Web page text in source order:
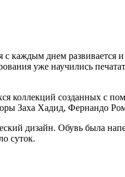
днем развивается
уже научились
коллекций созданных с
Заха Хадид, Фернандо
дизайн. Обувь была
суток.